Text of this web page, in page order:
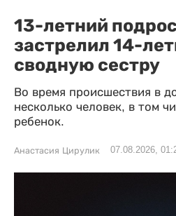
13-летний
застрелил 14-
сводную сестру
Во время происшествия в
несколько человек, в том
ребенок.
Анастасия Цирулик 07.08.2026,